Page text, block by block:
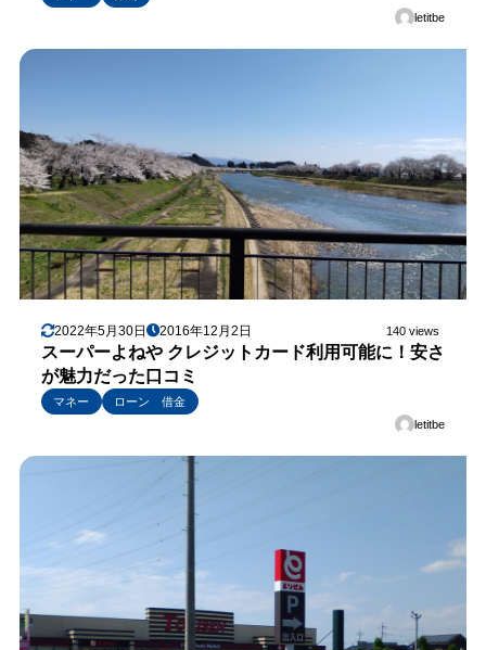
letitbe
2022年5月30日 2016年12月2日 140 views
スーパーよねや クレジットカード利用可能に！安さ
が魅力だった口コミ
マネー
ローン 借金
letitbe